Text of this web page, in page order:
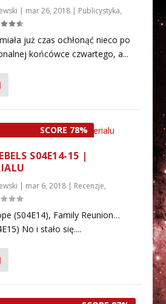
| mar 26, 2018| Publicystyka,
już czas ochłonąć nieco po
końcówce czwartego, a...
SCORE 78%
S04E14-15 |
| mar 6, 2018| Recenzje,
(S04E14), Family Reunion…
No i stało się....